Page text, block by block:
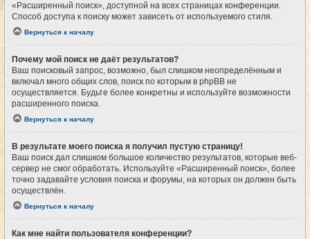
«Расширенный поиск», доступной на всех страницах конференции.
Способ доступа к поиску может зависеть от используемого стиля.
Вернуться к началу
Почему мой поиск не даёт результатов?
Ваш поисковый запрос, возможно, был слишком неопределённым и
включал много общих слов, поиск по которым в phpBB не
осуществляется. Будьте более конкретны и используйте возможности
расширенного поиска.
Вернуться к началу
В результате моего поиска я получил пустую страницу!
Ваш поиск дал слишком большое количество результатов, которые веб-
сервер не смог обработать. Используйте «Расширенный поиск», более
точно задавайте условия поиска и форумы, на которых он должен быть
осуществлён.
Вернуться к началу
Как мне найти пользователя конференции?